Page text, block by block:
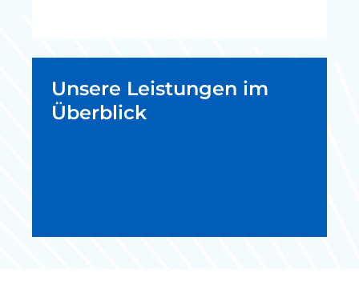
Unsere Leistungen im
Überblick